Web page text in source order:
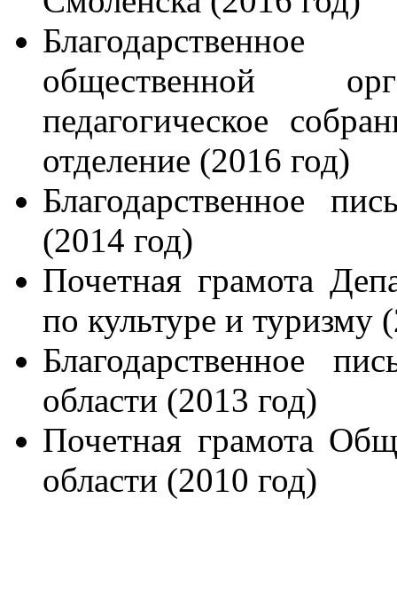
общественной
педагогическое
отделение (2016 год)
Благодарственное
(2014 год)
Почетная грамота
по культуре и туризму
Благодарственное
области (2013 год)
Почетная грамота
области (2010 год)